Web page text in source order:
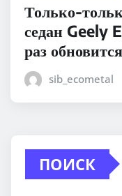
Только-
седан Geely
раз обновится
sib_ecometal
ПОИСК